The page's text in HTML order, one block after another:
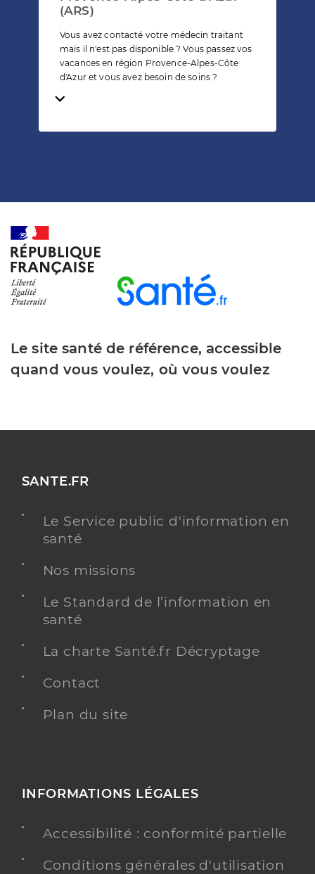
(ARS)
Vous avez contacté votre médecin traitant
mais il n'est pas disponible ? Vous passez vos
vacances en région Provence-Alpes-Côte
d'Azur et vous avez besoin de soins ?
Temps de lecture
Le site santé de référence, accessible
quand vous voulez, où vous voulez
SANTE.FR
Le Service public d'information en
santé
Nos missions
Le Standard de l’information en
santé
La charte Santé.fr Décryptage
Contact
Plan du site
INFORMATIONS LÉGALES
Accessibilité : conformité partielle
Conditions générales d'utilisation